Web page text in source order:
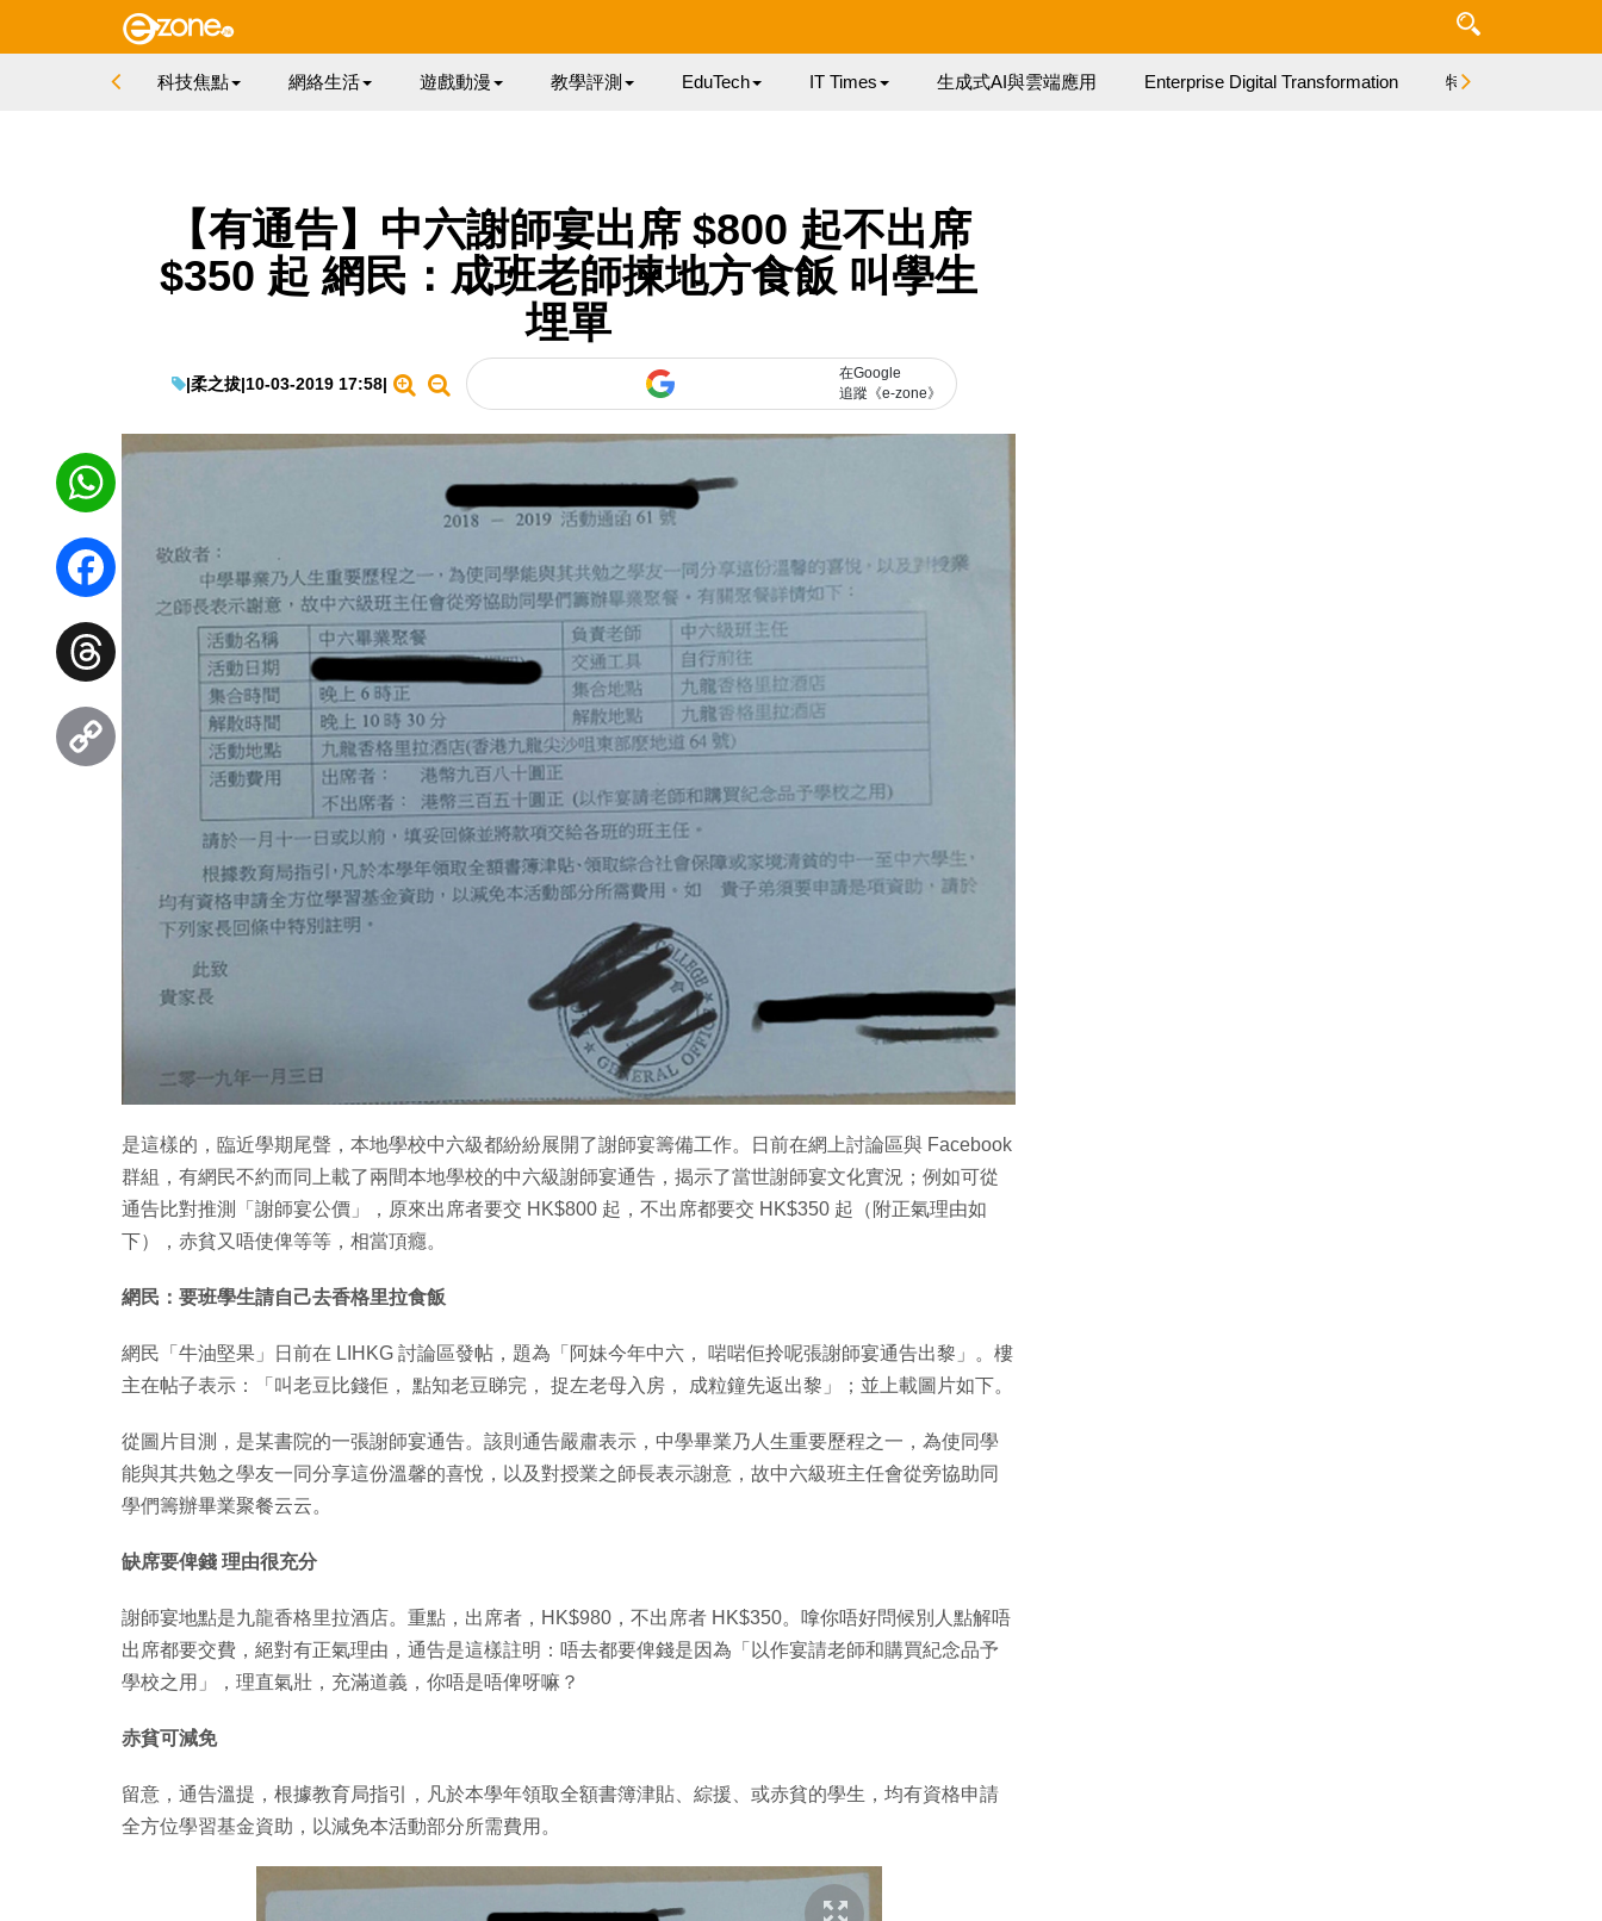
科技焦點 網絡生活 遊戲動漫 教學評測 EduTech IT Times 生成式AI與雲端應用 Enterprise Digital Transformation 特集
【有通告】中六謝師宴出席 $800 起不出席
$350 起 網民：成班老師揀地方食飯 叫學生
埋單
|柔之拔|10-03-2019 17:58|
在Google
追蹤《e-zone》
是這樣的，臨近學期尾聲，本地學校中六級都紛紛展開了謝師宴籌備工作。日前在網上討論區與 Facebook
群組，有網民不約而同上載了兩間本地學校的中六級謝師宴通告，揭示了當世謝師宴文化實況；例如可從
通告比對推測「謝師宴公價」，原來出席者要交 HK$800 起，不出席都要交 HK$350 起（附正氣理由如
下），赤貧又唔使俾等等，相當頂癮。
網民：要班學生請自己去香格里拉食飯
網民「牛油堅果」日前在 LIHKG 討論區發帖，題為「阿妹今年中六， 啱啱佢拎呢張謝師宴通告出黎」。樓
主在帖子表示：「叫老豆比錢佢， 點知老豆睇完， 捉左老母入房， 成粒鐘先返出黎」；並上載圖片如下。
從圖片目測，是某書院的一張謝師宴通告。該則通告嚴肅表示，中學畢業乃人生重要歷程之一，為使同學
能與其共勉之學友一同分享這份溫馨的喜悅，以及對授業之師長表示謝意，故中六級班主任會從旁協助同
學們籌辦畢業聚餐云云。
缺席要俾錢 理由很充分
謝師宴地點是九龍香格里拉酒店。重點，出席者，HK$980，不出席者 HK$350。嗱你唔好問候別人點解唔
出席都要交費，絕對有正氣理由，通告是這樣註明：唔去都要俾錢是因為「以作宴請老師和購買紀念品予
學校之用」，理直氣壯，充滿道義，你唔是唔俾呀嘛？
赤貧可減免
留意，通告溫提，根據教育局指引，凡於本學年領取全額書簿津貼、綜援、或赤貧的學生，均有資格申請
全方位學習基金資助，以減免本活動部分所需費用。
WhatsApp
Facebook
Threads